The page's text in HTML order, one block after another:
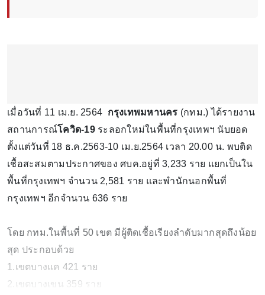
เมื่อวันที่ 11 เม.ย. 2564 กรุงเทพมหานคร (กทม.) ได้รายงาน
สถานการณ์โควิด-19ระลอกใหม่ในพื้นที่กรุงเทพฯ นับยอด
ตั้งแต่วันที่ 18 ธ.ค.2563-10 เม.ย.2564 เวลา 20.00 น. พบติด
เชื้อสะสมตามประกาศของ ศบค.อยู่ที่ 3,233 ราย แยกเป็นใน
พื้นที่กรุงเทพฯ จำนวน 2,581 ราย และพำนักนอกพื้นที่
กรุงเทพฯ อีกจำนวน 636 ราย
โดย กทม.ในพื้นที่ 50 เขต มีผู้ติดเชื้อเรียงลำดับมากสุดถึงน้อย
สุด ประกอบด้วย
1.เขตบางแค 421 ราย
2.เขตบางเขน 359 ราย